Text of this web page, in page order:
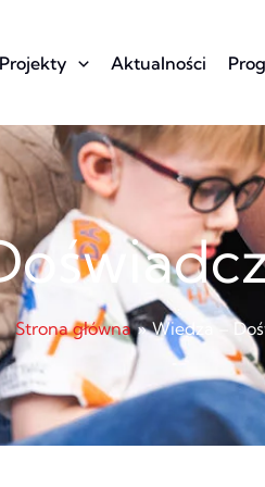
Projekty Aktualności
Strona główna Wiedza –